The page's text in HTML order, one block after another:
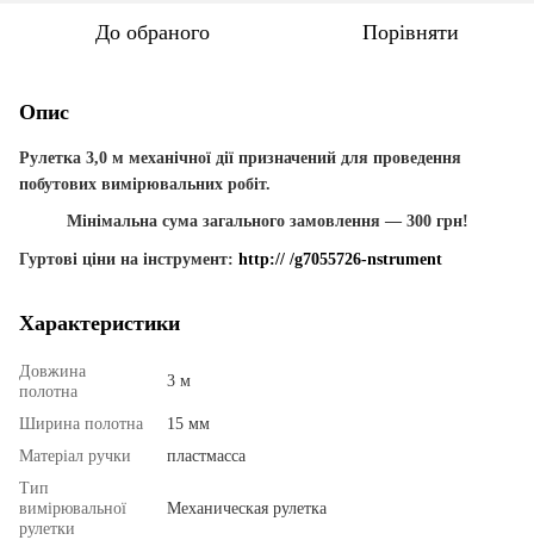
До обраного Порівняти
Опис
Рулетка 3,0 м механічної дії призначений для проведення
побутових вимірювальних робіт.
Мінімальна сума загального замовлення ― 300 грн!
Гуртові ціни на інструмент: http:// /g7055726-nstrument
Характеристики
Довжина
полотна
3 м
Ширина полотна
15 мм
Матеріал ручки
пластмасса
Тип
вимірювальної
рулетки
Механическая рулетка